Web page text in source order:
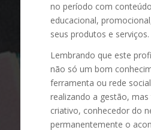
no período com
educacional,
seus produtos e serviços.
Lembrando que este
não só um bom
ferramenta ou rede
realizando a gestão,
criativo, conhecedor do
permanentemente o